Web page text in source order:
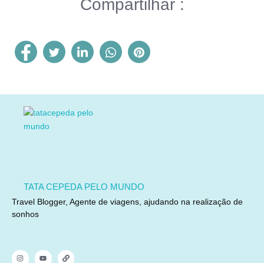
Compartilhar :
TATA CEPEDA PELO MUNDO
Travel Blogger, Agente de viagens, ajudando na realização de
sonhos